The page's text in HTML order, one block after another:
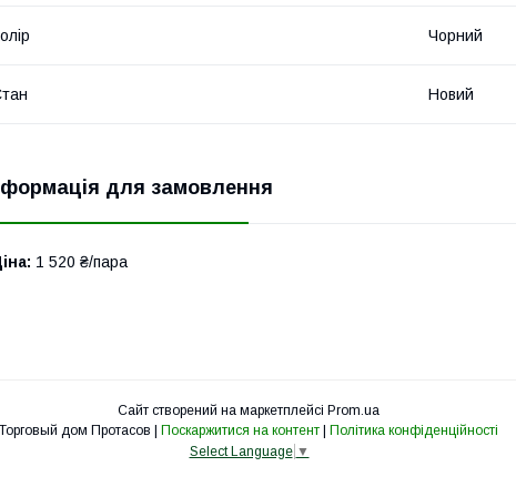
Чорний
Новий
для замовлення
1 520 ₴/пара
Сайт створений на маркетплейсі Prom.ua
Торговый дом Протасов | Поскаржитися на контент | Політика конфіденційності
Select Language ▼